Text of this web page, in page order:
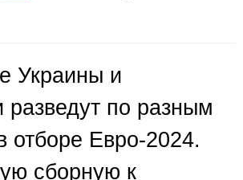
Украины и
разведут по разным
отборе Евро-2024.
сборную к